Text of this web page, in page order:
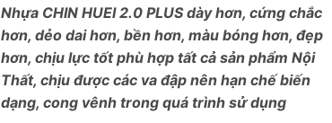
Nhựa CHIN HUEI 2.0 PLUS dày hơn, cứng chắc
hơn, dẻo dai hơn, bền hơn, màu bóng hơn, đẹp
hơn, chịu lực tốt phù hợp tất cả sản phẩm Nội
Thất, chịu được các va đập nên hạn chế biến
dạng, cong vênh trong quá trình sử dụng